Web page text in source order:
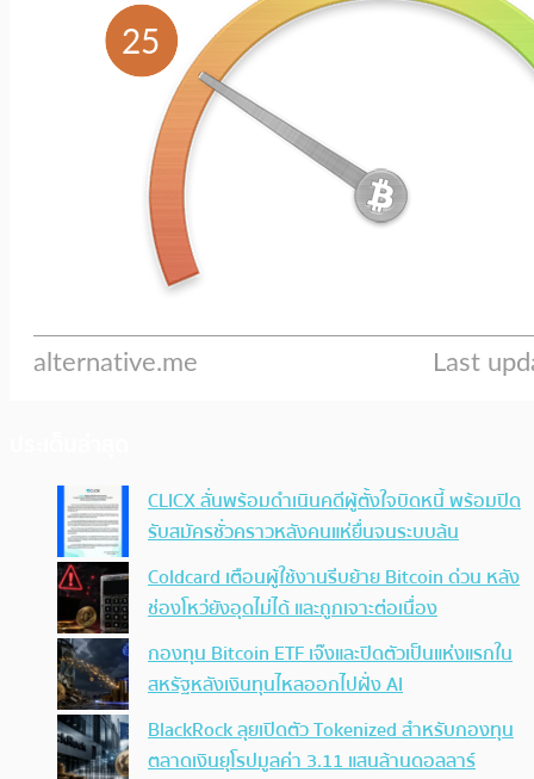
CLICX ลั่นพร้อมดำเนินคดีผู้ตั้งใจบิดหนี้ พร้อมปิด
รับสมัครชั่วคราวหลังคนแห่ยื่นจนระบบล้น
Coldcard เตือนผู้ใช้งานรีบย้าย Bitcoin ด่วน หลัง
ช่องโหว่ยังอุดไม่ได้ และถูกเจาะต่อเนื่อง
กองทุน Bitcoin ETF เจ๊งและปิดตัวเป็นแห่งแรกใน
สหรัฐหลังเงินทุนไหลออกไปฝั่ง AI
BlackRock ลุยเปิดตัว Tokenized สำหรับกองทุน
ตลาดเงินยุโรปมูลค่า 3.11 แสนล้านดอลลาร์